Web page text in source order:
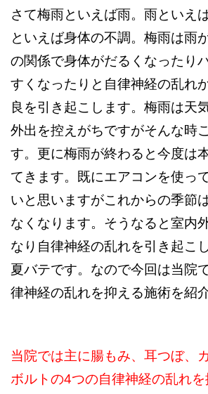
さて梅雨といえば雨。雨といえ
といえば身体の不調。梅雨は雨
の関係で身体がだるくなったり
すくなったりと自律神経の乱れ
良を引き起こします。梅雨は天
外出を控えがちですがそんな時
す。更に梅雨が終わると今度は
てきます。既にエアコンを使っ
いと思いますがこれからの季節
なくなります。そうなると室内
なり自律神経の乱れを引き起こ
夏バテです。なので今回は当院
律神経の乱れを抑える施術を紹
当院では主に腸もみ、耳つぼ、
ボルトの4つの自律神経の乱れ